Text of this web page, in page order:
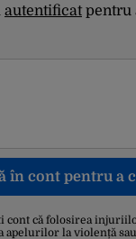
autentificatpentru
în cont pentru a
cont că folosirea
apelurilor la violență